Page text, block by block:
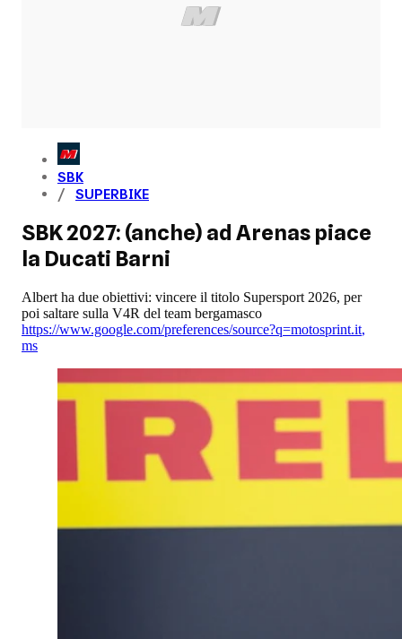
SBK
SUPERBIKE
SBK 2027: (anche) ad Arenas piace
la Ducati Barni
Albert ha due obiettivi: vincere il titolo Supersport 2026, per
poi saltare sulla V4R del team bergamasco
https://www.google.com/preferences/source?q=motosprint.it,
ms